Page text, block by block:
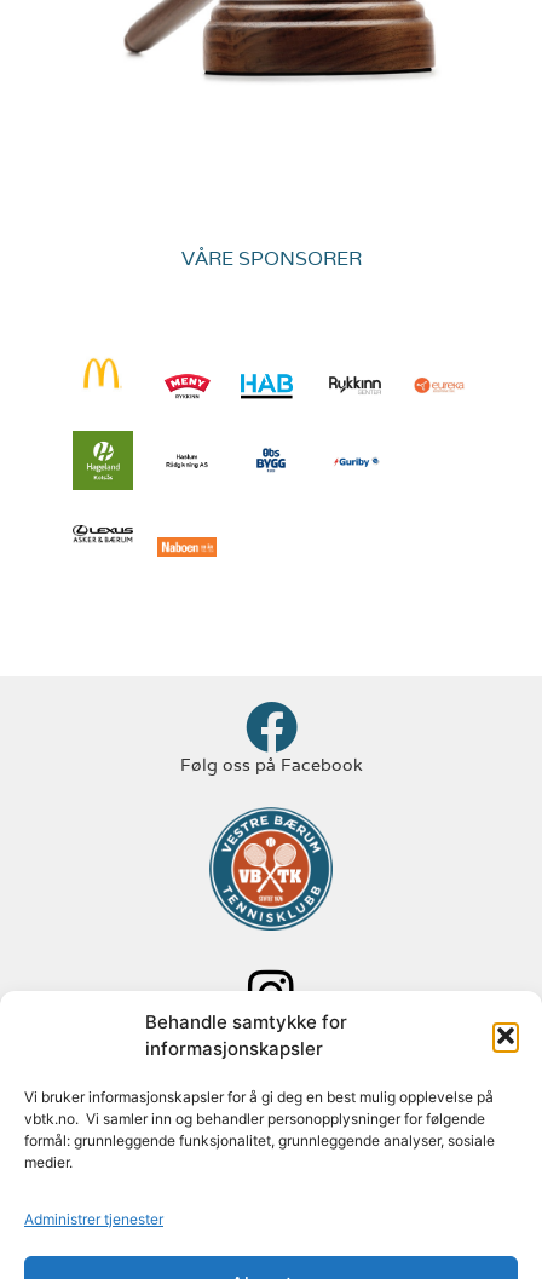
Behandle samtykke for
informasjonskapsler
Vi bruker informasjonskapsler for å gi deg en best mulig opplevelse på
vbtk.no. Vi samler inn og behandler personopplysninger for følgende
formål: grunnleggende funksjonalitet, grunnleggende analyser, sosiale
medier.
Administrer tjenester
VÅRE SPONSORER
Følg oss på Facebook
Følg oss på Instagram
Adresse: Paal Bergs vei 125
1348 Rykkinn